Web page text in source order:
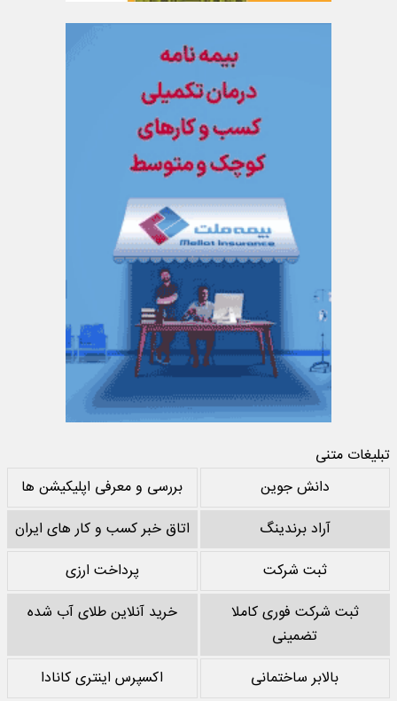
تبلیغات متنی
دانش جوین
بررسی و معرفی اپلیکیشن ها
آراد برندینگ
اتاق خبر کسب و کار های ایران
ثبت شرکت
پرداخت ارزی
ثبت شرکت فوری کاملا
تضمینی
خرید آنلاین طلای آب شده
بالابر ساختمانی اکسپرس اینتری کانادا